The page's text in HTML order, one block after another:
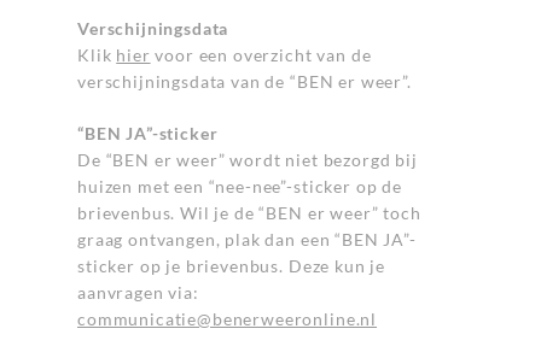
Verschijningsdata
Klik hier voor een overzicht van de
verschijningsdata van de “BEN er weer”.
“BEN JA”-sticker
De “BEN er weer” wordt niet bezorgd bij
huizen met een “nee-nee”-sticker op de
brievenbus. Wil je de “BEN er weer” toch
graag ontvangen, plak dan een “BEN JA”-
sticker op je brievenbus. Deze kun je
aanvragen via:
communicatie@benerweeronline.nl